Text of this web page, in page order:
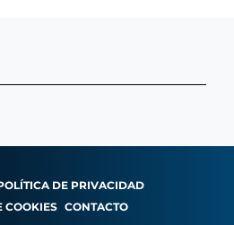
DE PRIVACIDAD
COOKIES CONTACTO